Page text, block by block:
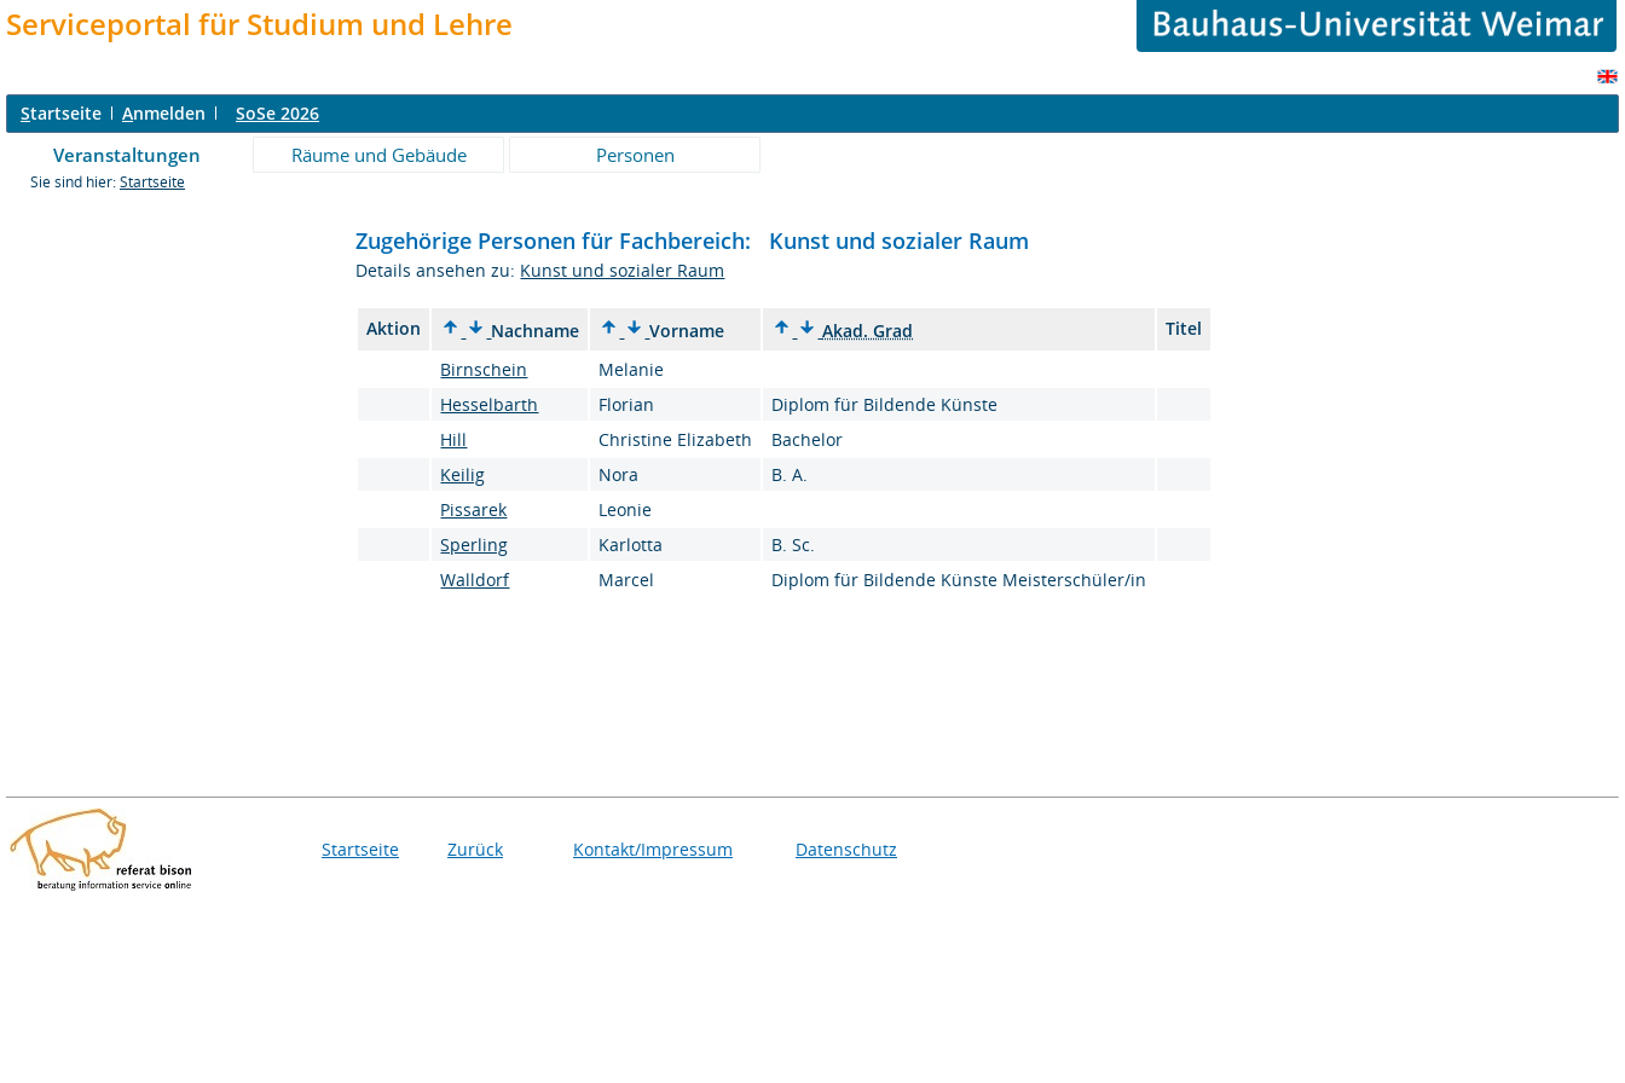
Serviceportal für Studium und Lehre
Startseite Anmelden SoSe 2026
Veranstaltungen Räume und Gebäude Personen
Sie sind hier: Startseite
Zugehörige Personen für Fachbereich: Kunst und sozialer Raum
Details ansehen zu: Kunst und sozialer Raum
Aktion Nachname Vorname Akad. Grad
Titel
Birnschein
Melanie
Hesselbarth
Florian
Diplom für Bildende Künste
Hill
Christine Elizabeth
Bachelor
Keilig
Nora
B. A.
Pissarek
Leonie
Sperling
Karlotta
B. Sc.
Walldorf
Marcel Diplom für Bildende Künste Meisterschüler/in
Startseite Zurück Kontakt/Impressum Datenschutz